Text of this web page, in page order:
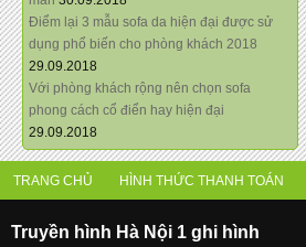
Điểm lại 3 mẫu sofa da hiện đại được sử
dụng phổ biến cho phòng khách 2018
29.09.2018
Với phòng khách rộng nên chọn sofa
phong cách cổ điển hay hiện đại
29.09.2018
TRANG CHỦ HÌNH THỨC THANH TOÁN
Truyền hình Hà Nội 1 ghi hình